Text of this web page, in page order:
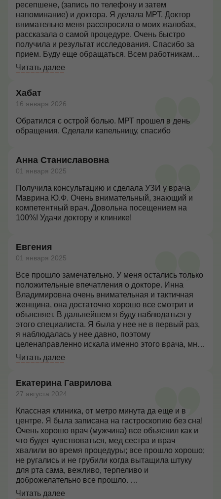
ресепшене, (запись по телефону и затем
напоминание) и доктора. Я делала МРТ. Доктор
внимательно меня расспросила о моих жалобах,
рассказала о самой процедуре. Очень быстро
получила и результат исследования. Спасибо за
прием. Буду еще обращаться. Всем работникам
желаю крепкого здоровья и успехов в работе! С
Новым годом!
Читать далее
Хабат
16 января 2026
Обратился с острой болью. МРТ прошел в день
обращения. Сделали капельницу, спасибо
Анна Станиславовна
01 января 2025
Получила консультацию и сделала УЗИ у врача
Маврина Ю.Ф. Очень внимательный, знающий и
компетентный врач. Довольна посещением на
100%! Удачи доктору и клинике!
Евгения
01 января 2025
Все прошло замечательно. У меня остались только
положительные впечатления о докторе. Инна
Владимировна очень внимательная и тактичная
женщина, она достаточно хорошо все смотрит и
объясняет. В дальнейшем я буду наблюдаться у
этого специалиста. Я была у нее не в первый раз,
я наблюдалась у нее давно, поэтому
целенаправленно искала именно этого врача, мне
все в ней нравится. Инна Владимировна очень
доброжелательно со мной общалась, она пояснила
обследование, сделала мне УЗИ. При проведении
процедуры УЗИ врач все комментировала,
на которые мне нужно обратить внимание, что
нужно сдать, врач все обговорила. Инна
Владимировна дала мне рекомендации по
определенным процедурам. Я думаю, что Инна
Владимировна хороший профессионал, у меня
уже давно сложилось о ней хорошее мнение. Я
знаю, что Инна Владимировна компетентный
специалист. Все прошло прекрасно, все было в
таком же русле, как и 10 лет назад, когда я у нее
Читать далее
Екатерина Гаврилова
27 августа 2024
Классная клиника, от метро минута да еще и в
центре. Я была записана на гастроскопию без сна!
Очень хорошо врач (мужчина) все объяснил как и
что будет чувствоваться, мед сестра и врач
хвалили во время процедуры; все прошло хорошо;
не ругались и не грубили когда вытащила штуку
для рта сама, вежливо, терпеливо и
доброжелательно все прошло.
Читать далее